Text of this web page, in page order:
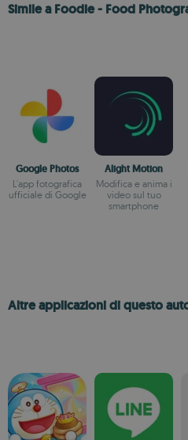
Simile a Foodie - Food
Google Photos
L'app fotografica
ufficiale di Google
Alight Motion
Modifica e anima i
video sul tuo
smartphone
Altre applicazioni di questo